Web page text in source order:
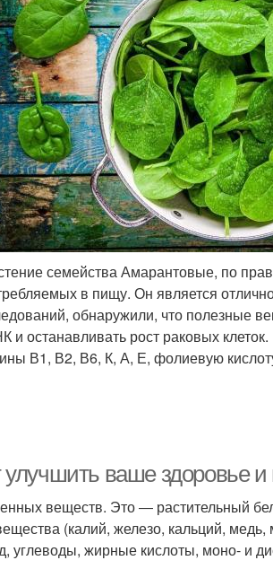
семейства Амарантовые, по
в пищу. Он является
обнаружили, что полезные
и останавливать рост раковых
В1, В2, В6, К, А, Е, фолиевую
ваше здоровье и
веществ. Это ― растительный
(калий, железо, кальций,
углеводы, жирные кислоты, моно- и